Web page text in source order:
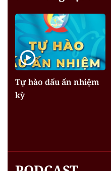
Tự hào dấu ấn nhiệm
kỳ